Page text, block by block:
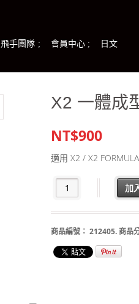
飛手團隊 會員中心
日文
X2 一體成
NT$900
適用 X2 / X2
加
商品編號： 212405.商品